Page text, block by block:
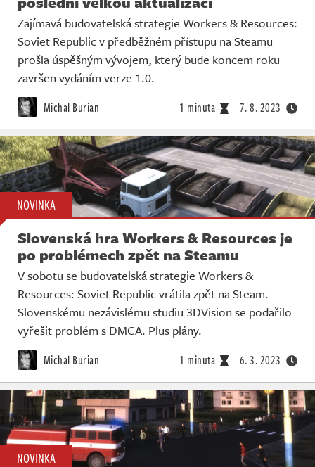
Zajímavá budovatelská strategie Workers & Resources:
Soviet Republic v předběžném přístupu na Steamu
prošla úspěšným vývojem, který bude koncem roku
završen vydáním verze 1.0.
Michal Burian 1 minuta 7. 8. 2023
NOVINKA
Slovenská hra Workers & Resources je
po problémech zpět na Steamu
V sobotu se budovatelská strategie Workers &
Resources: Soviet Republic vrátila zpět na Steam.
Slovenskému nezávislému studiu 3DVision se podařilo
vyřešit problém s DMCA. Plus plány.
Michal Burian 1 minuta 6. 3. 2023
NOVINKA